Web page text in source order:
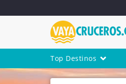
Top Destinos